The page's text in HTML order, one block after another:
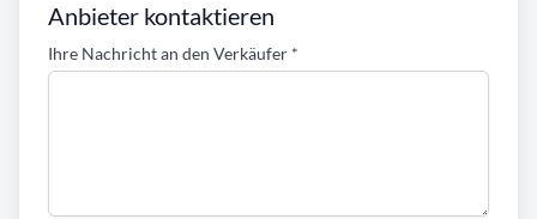
Anbieter kontaktieren
Ihre Nachricht an den Verkäufer *